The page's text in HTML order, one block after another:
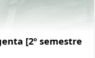
[2º semestre